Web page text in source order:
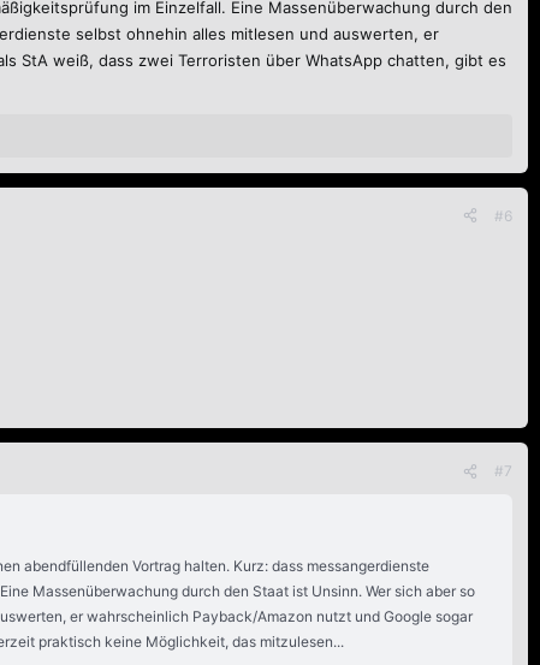
zur Chatkontrolle austauschen. Wenn sich hier die vom belgischen
abstimmen lassen. Das soll dem Leak von
im Einzelfall. Eine Massenüberwachung durch den
selbst ohnehin alles mitlesen und auswerten, er
StA weiß, dass zwei Terroristen über WhatsApp chatten, gibt es
#6
#7
abendfüllenden Vortrag halten. Kurz: dass messangerdienste
Massenüberwachung durch den Staat ist Unsinn. Wer sich aber so
er wahrscheinlich Payback/Amazon nutzt und Google sogar
praktisch keine Möglichkeit, das mitzulesen...